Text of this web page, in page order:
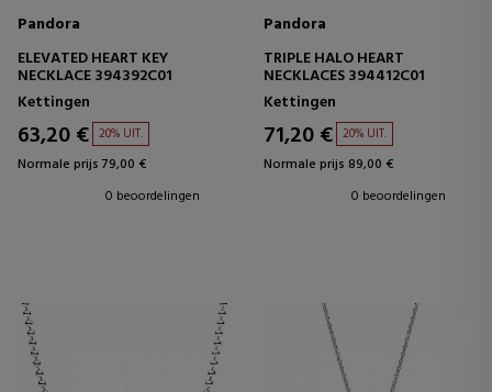
Pandora
ELEVATED HEART KEY
NECKLACE 394392C01
Kettingen
63,20 € 20% UIT.
Normale prijs 79,00 €
0 beoordelingen
Pandora
TRIPLE HALO HEART
NECKLACES 394412C01
Kettingen
71,20 € 20% UIT.
Normale prijs 89,00 €
0 beoordelingen